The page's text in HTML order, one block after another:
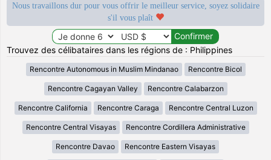
Nous travaillons dur pour vous offrir le meilleur service, soyez solidaire
s'il vous plaît
Trouvez des célibataires dans les régions de : Philippines
Rencontre Autonomous in Muslim Mindanao Rencontre Bicol
Rencontre Cagayan Valley Rencontre Calabarzon
Rencontre California Rencontre Caraga Rencontre Central Luzon
Rencontre Central Visayas Rencontre Cordillera Administrative
Rencontre Davao Rencontre Eastern Visayas